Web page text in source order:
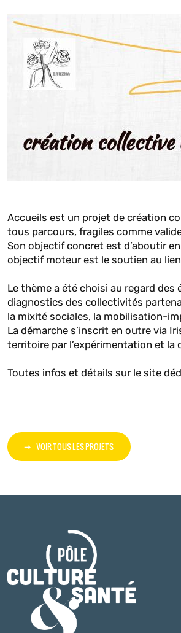
Accueils est un projet de création
tous parcours, fragiles comme
Son objectif concret est d’aboutir
objectif moteur est le soutien au
Le thème a été choisi au regard
diagnostics des collectivités
la mixité sociales, la mobilisation-
La démarche s’inscrit en outre via
territoire par l’expérimentation et la
Toutes infos et détails sur le site
VOIR TOUS LES PROJETS